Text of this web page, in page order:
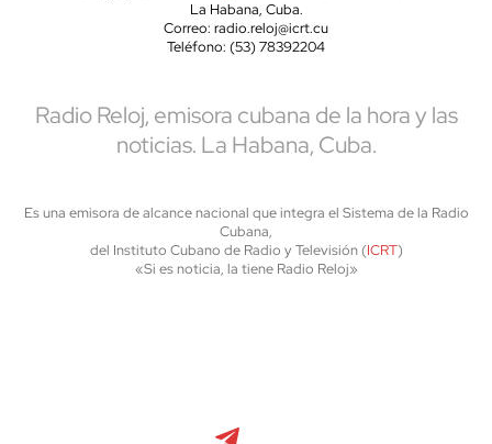
La Habana, Cuba.
Correo: radio.reloj@icrt.cu
Teléfono: (53) 78392204
Radio Reloj, emisora cubana de la hora y las
noticias. La Habana, Cuba.
Es una emisora de alcance nacional que integra el Sistema de la Radio
Cubana,
del Instituto Cubano de Radio y Televisión (ICRT)
«Si es noticia, la tiene Radio Reloj»